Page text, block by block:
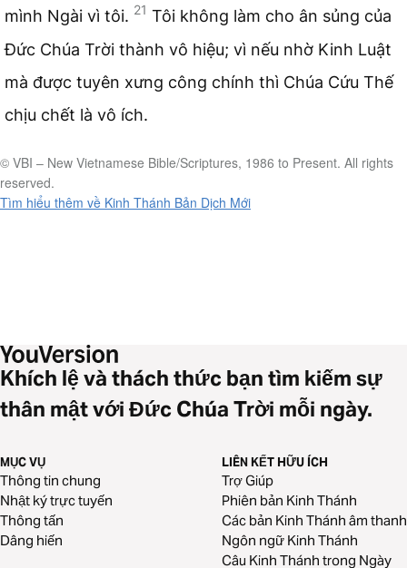
mình Ngài vì tôi. 21 Tôi không làm cho ân sủng của
Đức Chúa Trời thành vô hiệu; vì nếu nhờ Kinh Luật
mà được tuyên xưng công chính thì Chúa Cứu Thế
chịu chết là vô ích.
© VBI – New Vietnamese Bible/Scriptures, 1986 to Present. All rights
reserved.
Tìm hiểu thêm về Kinh Thánh Bản Dịch Mới
Khích lệ và thách thức bạn tìm kiếm sự
thân mật với Đức Chúa Trời mỗi ngày.
MỤC VỤ
Thông tin chung
Nhật ký trực tuyến
Thông tấn
Dâng hiến
LIÊN KẾT HỮU ÍCH
Trợ Giúp
Phiên bản Kinh Thánh
Các bản Kinh Thánh âm thanh
Ngôn ngữ Kinh Thánh
Câu Kinh Thánh trong Ngày